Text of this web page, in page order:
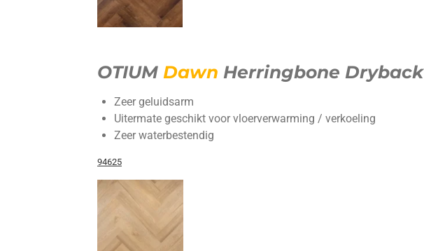
OTIUM Dawn Herringbone Dryback
Zeer geluidsarm
Uitermate geschikt voor vloerverwarming / verkoeling
Zeer waterbestendig
94625